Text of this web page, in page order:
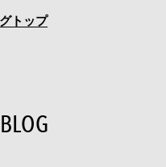
トップ